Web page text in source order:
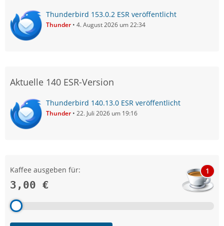
Thunderbird 153.0.2 ESR veröffentlicht
Thunder 4. August 2026 um 22:34
Aktuelle 140 ESR-Version
Thunderbird 140.13.0 ESR veröffentlicht
Thunder 22. Juli 2026 um 19:16
Kaffee ausgeben für:
3,00 €
1